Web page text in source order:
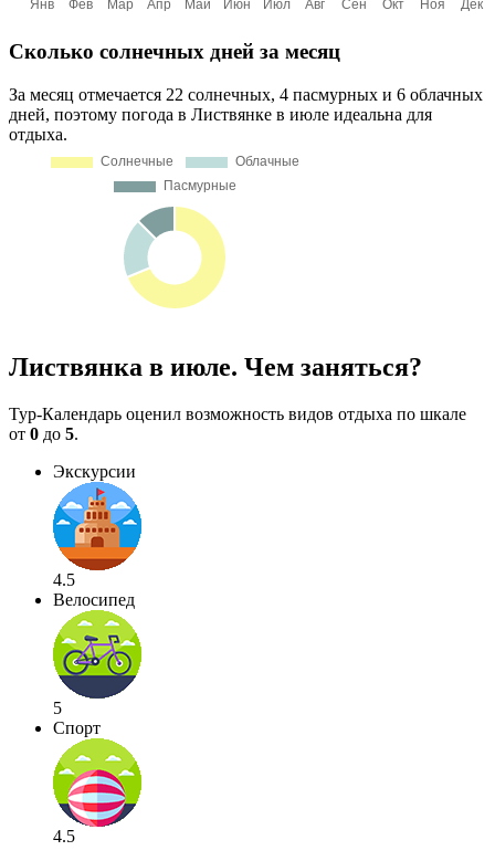
Сколько солнечных дней за месяц
За месяц отмечается 22 солнечных, 4 пасмурных и 6 облачных
дней, поэтому погода в Листвянке в июле идеальна для
отдыха.
Листвянка в июле. Чем заняться?
Тур-Календарь оценил возможность видов отдыха по шкале
от 0 до 5.
Экскурсии
4.5
Велосипед
5
Спорт
4.5